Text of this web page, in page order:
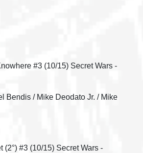
#3 (10/15) Secret Wars -
/ Mike Deodato Jr. / Mike
(2°) #3 (10/15) Secret Wars -